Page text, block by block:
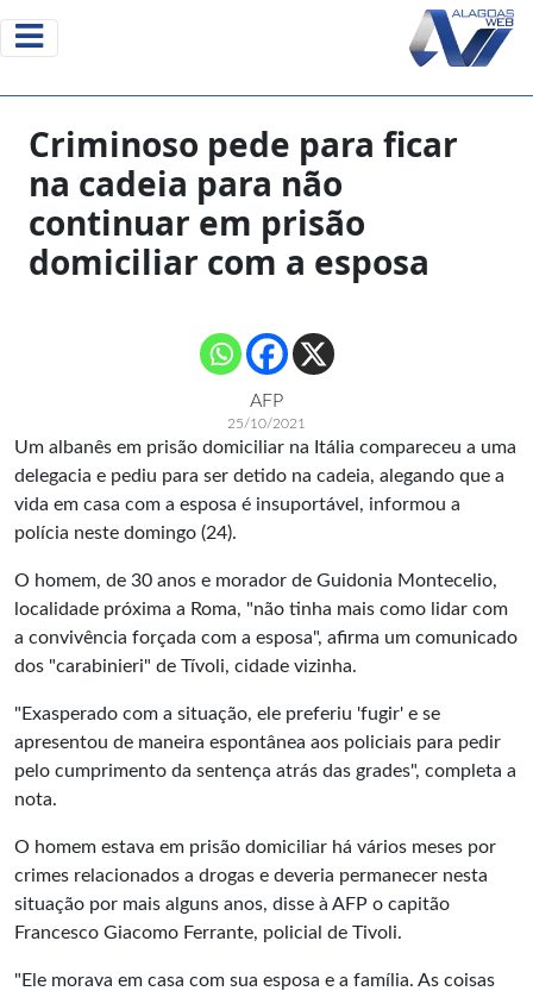
Criminoso pede para ficar
na cadeia para não
continuar em prisão
domiciliar com a esposa
AFP
25/10/2021
Um albanês em prisão domiciliar na Itália compareceu a uma
delegacia e pediu para ser detido na cadeia, alegando que a
vida em casa com a esposa é insuportável, informou a
polícia neste domingo (24).
O homem, de 30 anos e morador de Guidonia Montecelio,
localidade próxima a Roma, "não tinha mais como lidar com
a convivência forçada com a esposa", afirma um comunicado
dos "carabinieri" de Tívoli, cidade vizinha.
"Exasperado com a situação, ele preferiu 'fugir' e se
apresentou de maneira espontânea aos policiais para pedir
pelo cumprimento da sentença atrás das grades", completa a
nota.
O homem estava em prisão domiciliar há vários meses por
crimes relacionados a drogas e deveria permanecer nesta
situação por mais alguns anos, disse à AFP o capitão
Francesco Giacomo Ferrante, policial de Tivoli.
"Ele morava em casa com sua esposa e a família. As coisas